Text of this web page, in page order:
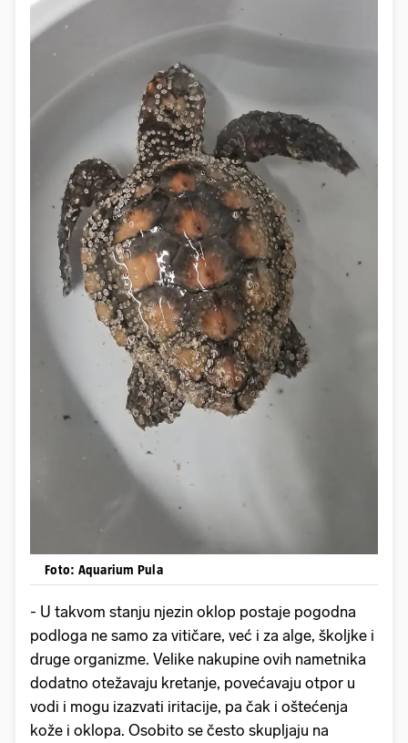
Foto: Aquarium Pula
- U takvom stanju njezin oklop postaje pogodna
podloga ne samo za vitičare, već i za alge, školjke i
druge organizme. Velike nakupine ovih nametnika
dodatno otežavaju kretanje, povećavaju otpor u
vodi i mogu izazvati iritacije, pa čak i oštećenja
kože i oklopa. Osobito se često skupljaju na